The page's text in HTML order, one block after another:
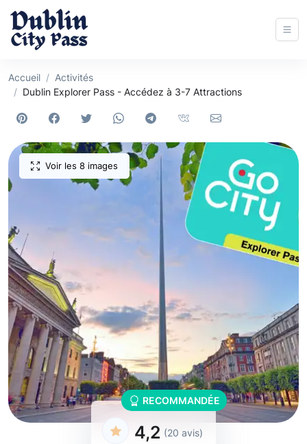
Accueil
Activités
Dublin Explorer Pass - Accédez à 3-7 Attractions
Voir les 8 images
RECOMMANDÉE
4,2 (20 avis)